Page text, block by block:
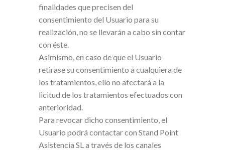
finalidades que precisen del
consentimiento del Usuario para su
realización, no se llevarán a cabo sin contar
con éste.
Asimismo, en caso de que el Usuario
retirase su consentimiento a cualquiera de
los tratamientos, ello no afectará a la
licitud de los tratamientos efectuados con
anterioridad.
Para revocar dicho consentimiento, el
Usuario podrá contactar con Stand Point
Asistencia SL a través de los canales